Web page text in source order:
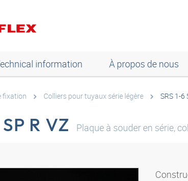
information À propos de nous
fixation Colliers pour tuyaux série légère SRS 1-6
R VZ Plaque à souder en série,